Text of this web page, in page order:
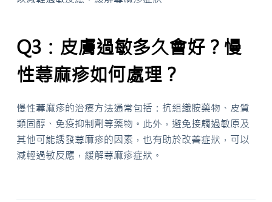
Q3：皮膚過敏多久會好？慢
性蕁麻疹如何處理？
慢性蕁麻疹的治療方法通常包括：抗組織胺藥物、皮質
類固醇、免疫抑制劑等藥物。此外，避免接觸過敏原及
其他可能誘發蕁麻疹的因素，也有助於改善症狀，可以
減輕過敏反應，緩解蕁麻疹症狀。